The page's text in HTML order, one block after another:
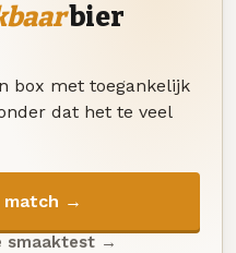
bier
box met toegankelijk
dat het te veel
match →
smaaktest →